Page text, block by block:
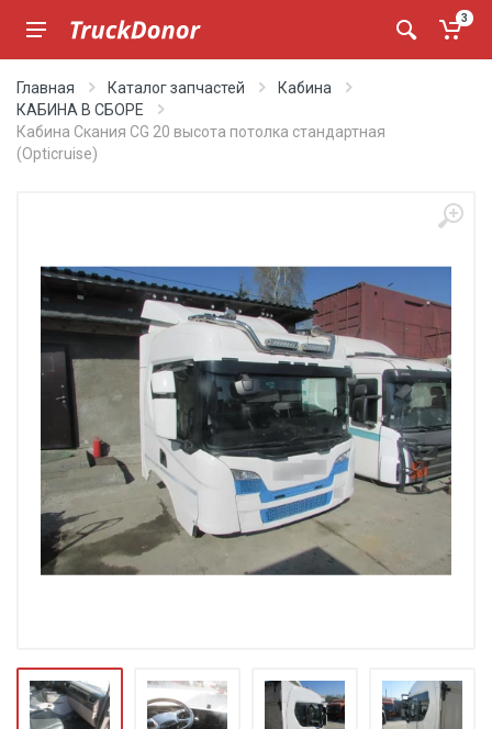
3
Главная Каталог запчастей
Кабина
КАБИНА В СБОРЕ
Кабина Скания CG 20 высота потолка стандартная
(Opticruise)